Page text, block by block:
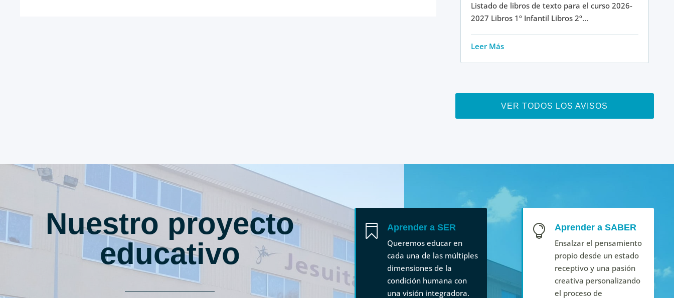
Listado de libros de texto para el curso 2026-
2027 Libros 1º Infantil Libros 2º...
Leer Más
VER TODOS LOS AVISOS
Nuestro proyecto
educativo

Aprender a SER
Queremos educar en
cada una de las múltiples
dimensiones de la
condición humana con
una visión integradora.

Aprender a SABER
Ensalzar el pensamiento
propio desde un estado
receptivo y una pasión
creativa personalizando
el proceso de